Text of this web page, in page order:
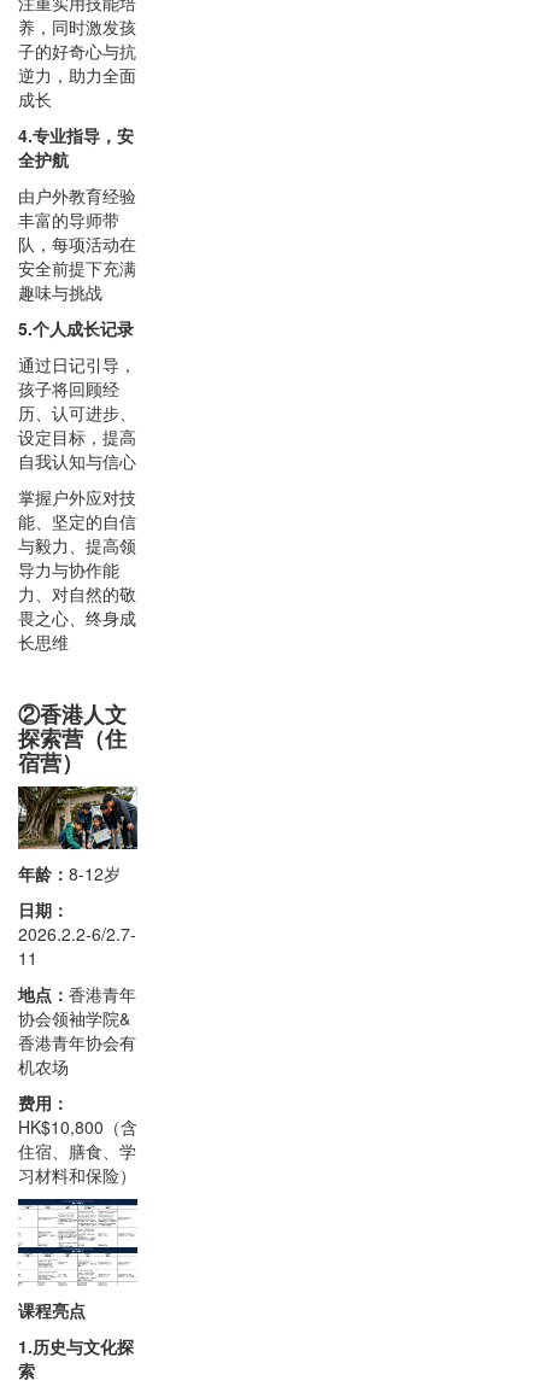
养，同时激发孩
子的好奇心与抗
逆力，助力全面
成长
4.专业指导，安
全护航
由户外教育经验
丰富的导师带
队，每项活动在
安全前提下充满
趣味与挑战
5.个人成长记录
通过日记引导，
孩子将回顾经
历、认可进步、
设定目标，提高
自我认知与信心
掌握户外应对技
能、坚定的自信
与毅力、提高领
导力与协作能
力、对自然的敬
畏之心、终身成
长思维
②香港人文
探索营（住
宿营）
年龄： 8-12岁
日期：
2026.2.2-6/2.7-
11
地点： 香港青年
协会领袖学院&
香港青年协会有
机农场
费用：
HK$10,800（含
住宿、膳食、学
习材料和保险）
课程亮点
1.历史与文化探
索